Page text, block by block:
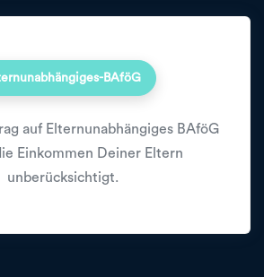
BAföG
auf Elternunabhängiges BAföG
Einkommen Deiner Eltern
unberücksichtigt.